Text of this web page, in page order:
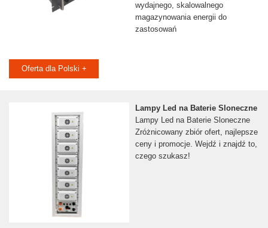
wydajnego, skalowalnego
magazynowania energii do
zastosowań
Oferta dla Polski +
Lampy Led na Baterie Sloneczne
Lampy Led na Baterie Sloneczne
Zróżnicowany zbiór ofert, najlepsze
ceny i promocje. Wejdź i znajdź to,
czego szukasz!